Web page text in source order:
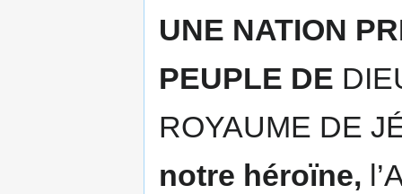
UNE NATION
PEUPLE DE
ROYAUME DE
notre héroïne,